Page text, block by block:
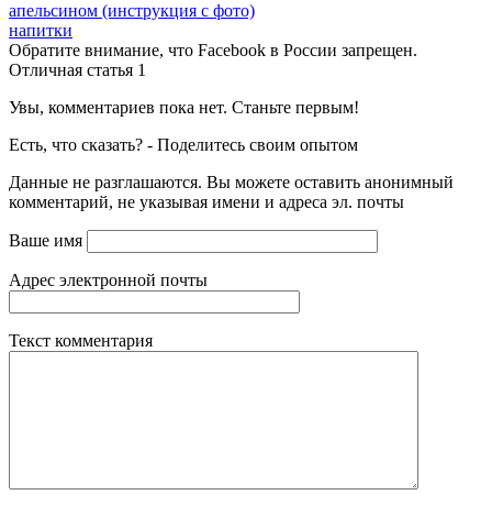
апельсином (инструкция с фото)
напитки
Обратите внимание, что Facebook в России запрещен.
Отличная статья 1
Увы, комментариев пока нет. Станьте первым!
Есть, что сказать? - Поделитесь своим опытом
Данные не разглашаются. Вы можете оставить анонимный
комментарий, не указывая имени и адреса эл. почты
Ваше имя
Адрес электронной почты
Текст комментария